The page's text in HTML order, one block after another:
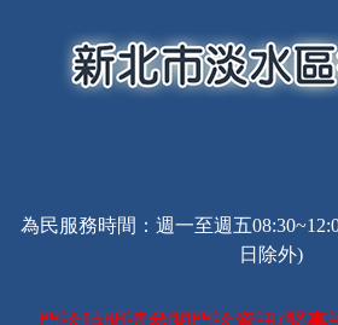
為民服務時間：週一至週五
日除外)